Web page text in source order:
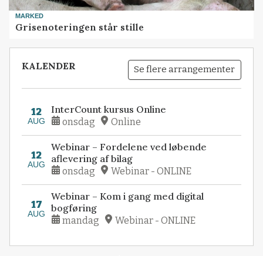
MARKED
Grisenoteringen står stille
KALENDER Se flere arrangementer
12
AUG
InterCount kursus Online
onsdag Online
12
AUG
Webinar – Fordelene ved løbende
aflevering af bilag
onsdag Webinar - ONLINE
17
AUG
Webinar – Kom i gang med digital
bogføring
mandag Webinar - ONLINE